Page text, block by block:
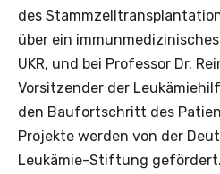
des
über ein
UKR, und bei Professor Dr.
Vorsitzender der
den Baufortschritt des
Projekte werden von der
Leukämie-Stiftung gefördert.